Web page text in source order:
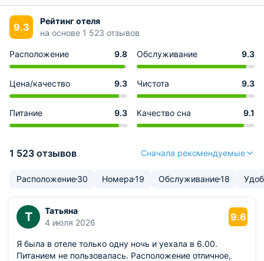
9.3
Рейтинг отеля
на основе 1 523 отзывов
Расположение 9.8 Обслуживание 9.3
Цена/качество 9.3 Чистота 9.3
Питание 9.3 Качество сна 9.1
1 523 отзывов Сначала рекомендуемые
Расположение30 Номера19 Обслуживание18
Т
Татьяна
4 июля 2026
9.6
Я была в отеле только одну ночь и уехала в 6.00.
Питанием не пользовалась. Расположение отличное,